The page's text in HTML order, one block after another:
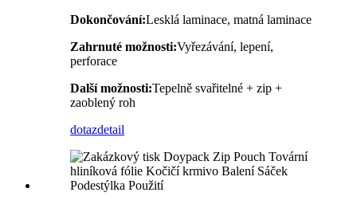
Dokončování:Lesklá laminace, matná laminace
Zahrnuté možnosti:Vyřezávání, lepení,
perforace
Další možnosti:Tepelně svařitelné + zip +
zaoblený roh
dotazdetail